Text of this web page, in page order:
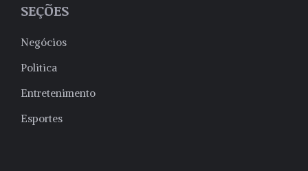
SEÇÕES
Negócios
Politica
Entretenimento
Esportes